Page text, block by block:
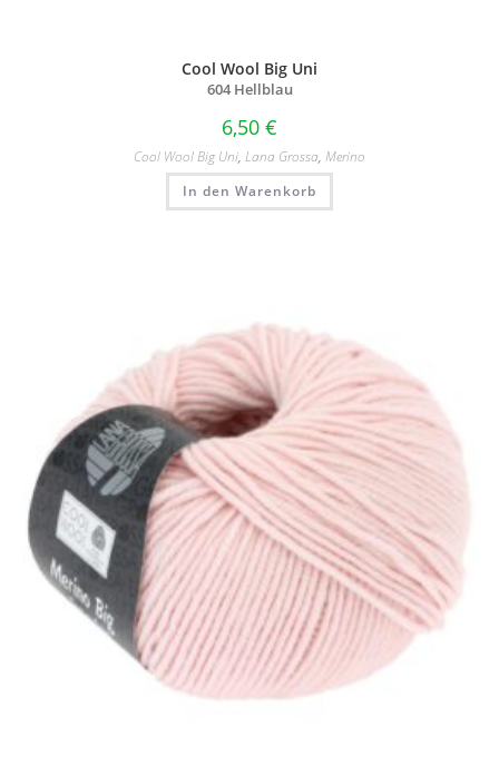
Cool Wool Big Uni
604 Hellblau
6,50 €
Cool Wool Big Uni, Lana Grossa, Merino
In den Warenkorb